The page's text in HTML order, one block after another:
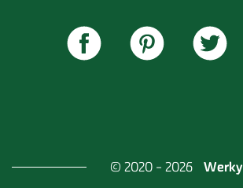
© 2020 - 2026 Werky